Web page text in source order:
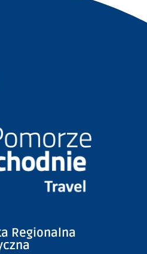
Regionalna